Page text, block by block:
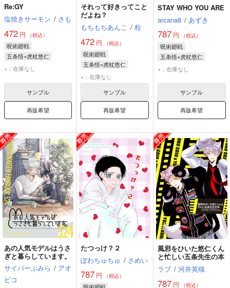
Re:GY
塩焼きサーモン / さも
472 円 （税込）
呪術廻戦
五条悟×虎杖悠仁
五条悟
虎杖悠仁
×：在庫なし
サンプル
再販希望
それって好きってこと
だよね？
もちもちあんこ / 粒
472 円 （税込）
呪術廻戦
五条悟×虎杖悠仁
虎杖悠仁
×：在庫なし
サンプル
再販希望
STAY WHO YOU ARE
arcana8 / あずき
787円 （税込）
呪術廻戦
五条悟×虎杖悠仁
五条悟
虎杖悠仁
×：在庫なし
サンプル
再販希望
あの人気モデルはうさ
ぎと暮らしています。
サイバーぷみら / アオ
ピコ
たつっけ？２
ぽわちゅちゅ / さめい
787 円 （税込）
風邪をひいた悠仁くん
と忙しい五条先生の本
ラブ / 河井英槻
787円 （税込）